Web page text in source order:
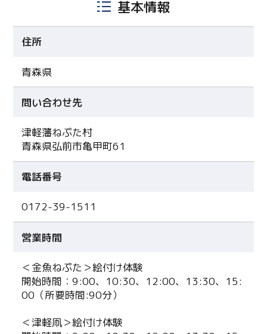
基本情報
住所
青森県
問い合わせ先
津軽藩ねぷた村
青森県弘前市亀甲町61
電話番号
0172-39-1511
営業時間
＜金魚ねぷた＞絵付け体験
開始時間：9:00、10:30、12:00、13:30、15:
00（所要時間:90分）
＜津軽凧＞絵付け体験